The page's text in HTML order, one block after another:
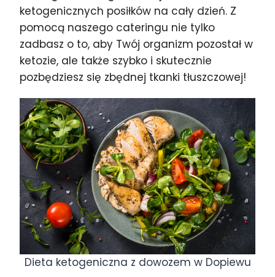
ketogenicznych posiłków na cały dzień. Z
pomocą naszego cateringu nie tylko
zadbasz o to, aby Twój organizm pozostał w
ketozie, ale także szybko i skutecznie
pozbędziesz się zbędnej tkanki tłuszczowej!
Dieta ketogeniczna z dowozem w Dopiewu